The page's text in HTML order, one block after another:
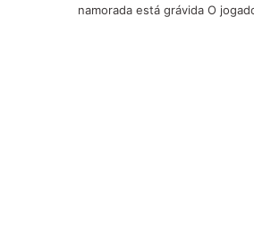
namorada está grávida O